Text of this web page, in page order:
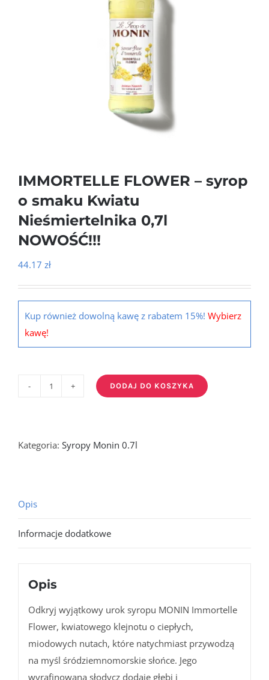
IMMORTELLE FLOWER – syrop
o smaku Kwiatu
Nieśmiertelnika 0,7l
NOWOŚĆ!!!
44.17 zł
Kup również dowolną kawę z rabatem 15%! Wybierz
kawę!
-
Nieśmiertelnika
DODAJ DO KOSZYKA
Kategoria: Syropy Monin 0.7l
Opis
Informacje dodatkowe
Opis
Odkryj wyjątkowy urok syropu MONIN Immortelle
Flower, kwiatowego klejnotu o ciepłych,
miodowych nutach, które natychmiast przywodzą
na myśl śródziemnomorskie słońce. Jego
wyrafinowana słodycz dodaje głębi i